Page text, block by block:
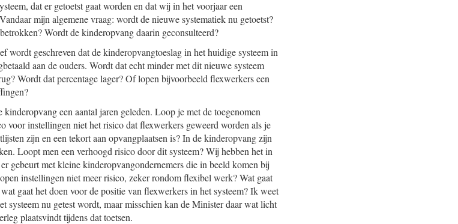
dat er getoetst gaat worden en dat wij in het voorjaar een
mijn algemene vraag: wordt de nieuwe systematiek nu getoetst?
Wordt de kinderopvang daarin geconsulteerd?
wordt geschreven dat de kinderopvangtoeslag in het huidige systeem in
aan de ouders. Wordt dat echt minder met dit nieuwe systeem
Wordt dat percentage lager? Of lopen bijvoorbeeld flexwerkers een
een aantal jaren geleden. Loop je met de toegenomen
voor instellingen niet het risico dat flexwerkers geweerd worden als je
zijn en een tekort aan opvangplaatsen is? In de kinderopvang zijn
Loopt men een verhoogd risico door dit systeem? Wij hebben het in
gebeurt met kleine kinderopvangondernemers die in beeld komen bij
instellingen niet meer risico, zeker rondom flexibel werk? Wat gaat
gaat het doen voor de positie van flexwerkers in het systeem? Ik weet
systeem nu getest wordt, maar misschien kan de Minister daar wat licht
plaatsvindt tijdens dat toetsen.